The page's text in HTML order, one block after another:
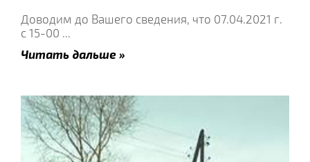
Доводим до Вашего сведения, что 07.04.2021 г.
с 15-00 ...
Читать дальше »